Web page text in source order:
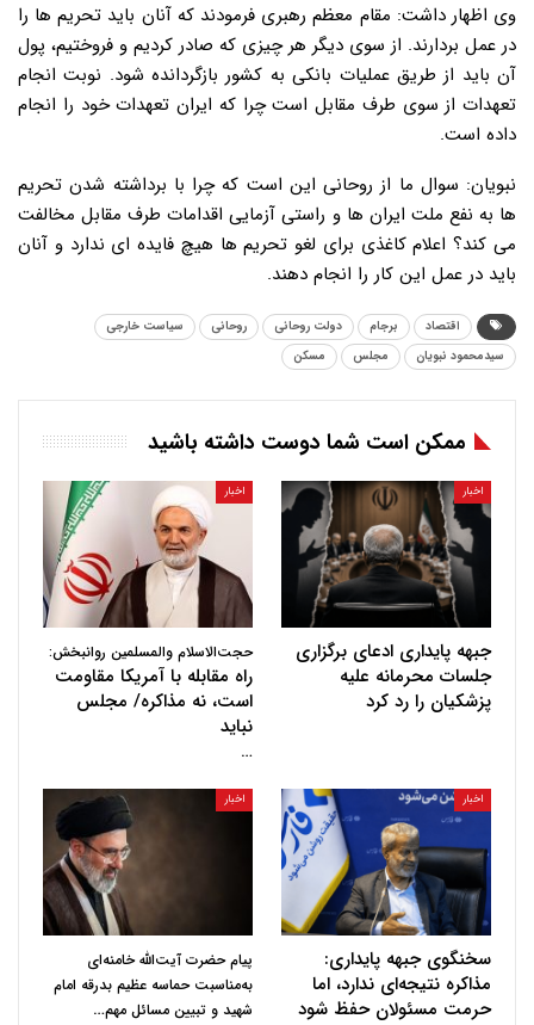
وی اظهار داشت: مقام معظم رهبری فرمودند که آنان باید تحریم ها را
در عمل بردارند. از سوی دیگر هر چیزی که صادر کردیم و فروختیم، پول
آن باید از طریق عملیات بانکی به کشور بازگردانده شود. نوبت انجام
تعهدات از سوی طرف مقابل است چرا که ایران تعهدات خود را انجام
داده است.
نبویان: سوال ما از روحانی این است که چرا با برداشته شدن تحریم
ها به نفع ملت ایران ها و راستی آزمایی اقدامات طرف مقابل مخالفت
می کند؟ اعلام کاغذی برای لغو تحریم ها هیچ فایده ای ندارد و آنان
باید در عمل این کار را انجام دهند.
اقتصاد برجام دولت روحانی روحانی
سیاست خارجی
سیدمحمود نبویان
مجلس مسکن
ممکن است شما دوست داشته باشید
اخبار
جبهه پایداری ادعای برگزاری
جلسات محرمانه علیه
پزشکیان را رد کرد
اخبار
حجت‌الاسلام والمسلمین روانبخش:
راه مقابله با آمریکا مقاومت
است، نه مذاکره/ مجلس
نباید
…
اخبار
سخنگوی جبهه پایداری:
مذاکره نتیجه‌ای ندارد، اما
حرمت مسئولان حفظ شود
اخبار
پیام حضرت آیت‌الله خامنه‌ای
به‌مناسبت حماسه عظیم بدرقه امام
شهید و تبیین مسائل مهم…